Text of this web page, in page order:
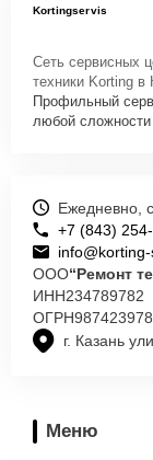
Kortingservis
Сеть сервисных
техники Korting в
Профильный
любой сложности
г. Казань
Ежедневно,
+7 (843)
ООО“Ремонт
ИНН234789782
ОГРН
Меню